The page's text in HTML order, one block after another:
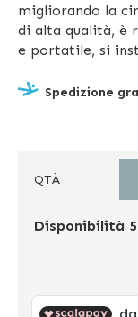
migliorando la
di alta qualità, è
e portatile, si
Spedizione
QTÀ
Disponibilità